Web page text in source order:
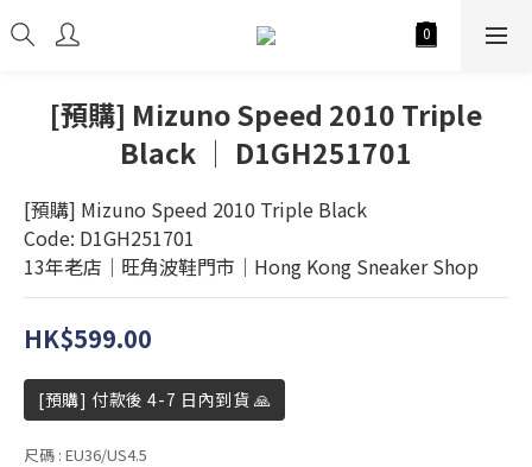
[預購] Mizuno Speed 2010 Triple
Black │ D1GH251701
[預購] Mizuno Speed 2010 Triple Black
Code: D1GH251701
13年老店│旺角波鞋門市│Hong Kong Sneaker Shop
HK$599.00
[預購] 付款後 4-7 日內到貨 🙏
尺碼 : EU36/US4.5